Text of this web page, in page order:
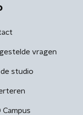
vragen
studio
Campus